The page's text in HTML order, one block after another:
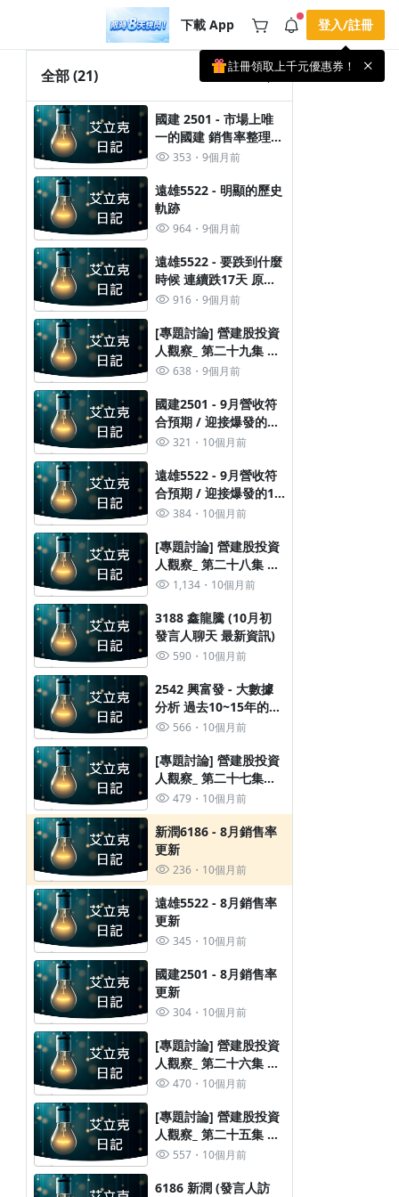
下載 App
APP 領取獎勵，隨時吸收新知識
手機掃描下載🌞 PPA 避暑津貼．冷氣房升級｜
期間快閃活動
🥵 酷暑限時快閃｜單筆滿 NT$2,500 現
折 NT$300、再贈最高 2% 點數回饋！
🚀 酷暑來襲．偷偷在冷氣房升級 📈
⭐️ 【冷氣房進修 限時開跑】◾單筆滿
NT$2,500 現折 NT$300◾活動期間：即
日起 - 8/13（只有一週）-📣 酷暑季好康
\ 再加碼 /→ 點數回饋無上限🔥購買任一
課程 or 訂閱✅ 消費即享回饋 1% 點數
✅ 滿 $5,000 回饋 2% 點數🎁 此為 PPA
官方帳號 Line@ 專屬活動，加入好友👉
享有「渠道專屬活動」及「個人化推
播」！
3 天前
查看全部
登入/註冊
註冊領取上千元優惠券！
國建2501 - 8月銷售率更新
304 10個月前
全部(21)
國建 2501 - 市場上唯
一的國建 銷售率整理報
告 353 9個月前
遠雄5522 - 明顯的歷史
軌跡
964 9個月前
遠雄5522 - 要跌到什麼
時候 連續跌17天 原因
應該是這個
916 9個月前
[專題討論] 營建股投資
人觀察_ 第二十九集 營
建類股 兩個世界
638 9個月前
國建2501 - 9月營收符
合預期 / 迎接爆發的
2025~2027
321 10個月前
遠雄5522 - 9月營收符
合預期 / 迎接爆發的10
月營收
384 10個月前
[專題討論] 營建股投資
人觀察_ 第二十八集 台
股資金輪動本月開始
1,134 10個月前
3188 鑫龍騰 (10月初
發言人聊天 最新資訊)
590 10個月前
2542 興富發 - 大數據
分析 過去10~15年的數
據 566 10個月前
[專題討論] 營建股投資
人觀察_ 第二十七集
72-2放寬後 漲跌共通性
479 10個月前
新潤6186 - 8月銷售率
更新
236 10個月前
遠雄5522 - 8月銷售率
更新
345 10個月前
國建2501 - 8月銷售率
更新
304 10個月前
[專題討論] 營建股投資
人觀察_ 第二十六集 第
三季央行理事會
470 10個月前
[專題討論] 營建股投資
人觀察_ 第二十五集 營
建股熱第二天?
557 10個月前
6186 新潤 (發言人訪